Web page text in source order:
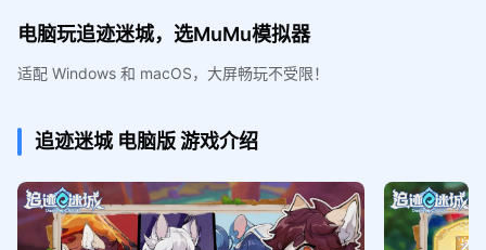
电脑玩追迹迷城，选MuMu模拟器
适配 Windows 和 macOS，大屏畅玩不受限！
追迹迷城 电脑版游戏介绍